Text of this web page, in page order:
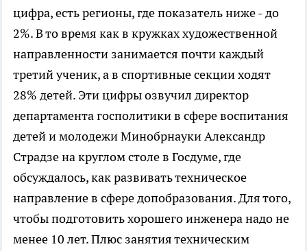
цифра, есть регионы, где показатель ниже - до
2%. В то время как в кружках художественной
направленности занимается почти каждый
третий ученик, а в спортивные секции ходят
28% детей. Эти цифры озвучил директор
департамента госполитики в сфере воспитания
детей и молодежи Минобрнауки Александр
Страдзе на круглом столе в Госдуме, где
обсуждалось, как развивать техническое
направление в сфере допобразования. Для того,
чтобы подготовить хорошего инженера надо не
менее 10 лет. Плюс занятия техническим